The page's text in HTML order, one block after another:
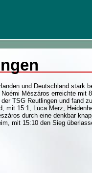
und Deutschland stark
Mészáros erreichte mit
TSG Reutlingen und fand
mit 15:1, Luca Merz,
durch eine denkbar
mit 15:10 den Sieg